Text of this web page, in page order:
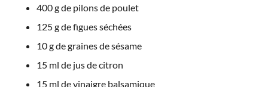
400 g de pilons de poulet
125 g de figues séchées
10 g de graines de sésame
15 ml de jus de citron
15 ml de vinaigre balsamique